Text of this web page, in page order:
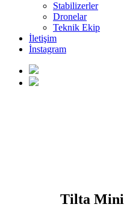
Stabilizerler
Dronelar
Teknik Ekip
İletişim
İnstagram
Tilta Mini